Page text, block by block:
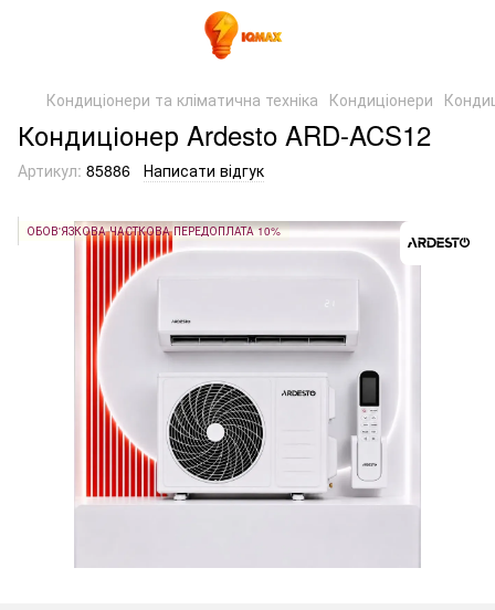
Кондиціонери та кліматична техніка Кондиціонери
Кондиціонер Ardesto ARD-ACS12
Артикул: 85886 Написати відгук
ОБОВ'ЯЗКОВА ЧАСТКОВА ПЕРЕДОПЛАТА 10%